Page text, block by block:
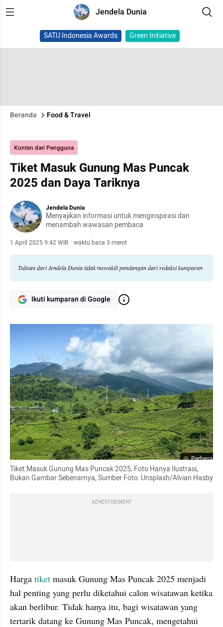
Jendela Dunia
SATU Indonesia Awards Green Initiative
Beranda Food & Travel
Konten dari Pengguna
Tiket Masuk Gunung Mas Puncak
2025 dan Daya Tariknya
Jendela Dunia
Menyajikan informasi untuk menginspirasi dan
menambah wawasan pembaca
1 April 2025 9:42 WIB · waktu baca 3 menit
Tulisan dari Jendela Dunia tidak mewakili pandangan dari redaksi kumparan
Ikuti kumparan di Google
Perbesar
Tiket Masuk Gunung Mas Puncak 2025, Foto Hanya Ilustrasi,
Bukan Gambar Sebenarnya, Sumber Foto: Unsplash/Alvian Hasby
ADVERTISEMENT
Harga tiket masuk Gunung Mas Puncak 2025 menjadi
hal penting yang perlu diketahui calon wisatawan ketika
akan berlibur. Tidak hanya itu, bagi wisatawan yang
tertarik datang ke Gunung Mas Puncak, mengetahui